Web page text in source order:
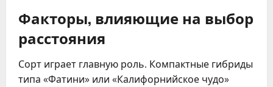
Факторы, влияющие на выбор
расстояния
Сорт играет главную роль. Компактные гибриды
типа «Фатини» или «Калифорнийское чудо»